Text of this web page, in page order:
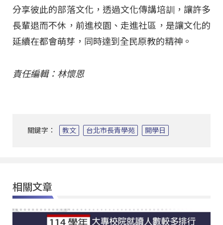
分享彼此的部落文化，透過文化傳講培訓，讓許多
長輩退而不休，前進校園、走進社區，是讓文化的
延續在都會萌芽，同時達到全民原教的精神。
責任編輯：林懷恩
關鍵字： 教文 台北市長青學苑 開學日
相關文章